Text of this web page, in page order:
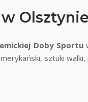
Doby Sportu
sztuki